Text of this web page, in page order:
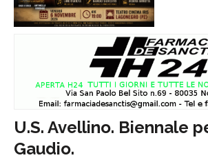
U.S. Avellino. Biennale
Gaudio.